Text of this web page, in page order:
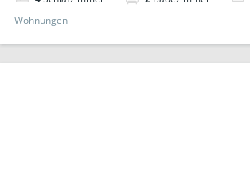
Wohnungen